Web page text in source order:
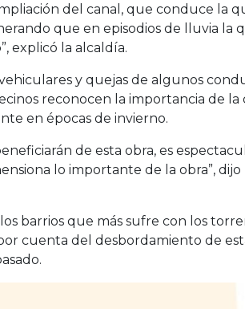
del canal, que conduce la
que en episodios de lluvia la
explicó la alcaldía.
y quejas de algunos
reconocen la importancia de la
en épocas de invierno.
de esta obra, es
lo importante de la obra”,
barrios que más sufre con los
cuenta del desbordamiento de